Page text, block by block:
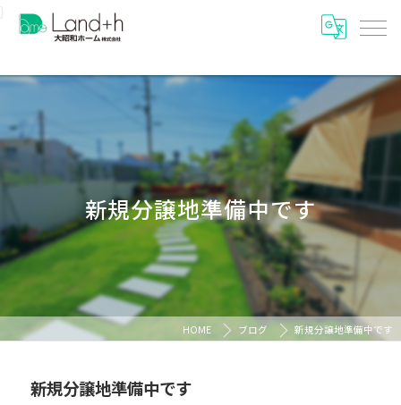
新規分譲地準備中です
HOME ブログ 新規分譲地準備中です
新規分譲地準備中です